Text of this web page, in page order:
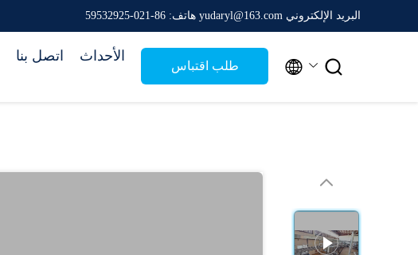
البريد الإلكتروني yudaryl@163.com هاتف: 86-021-59532925
اتصل بنا الأحداث
طلب اقتباس  